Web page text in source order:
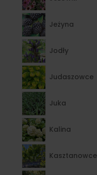
Jeżyna
Jodły
Judaszowce
Juka
Kalina
Kasztanowce